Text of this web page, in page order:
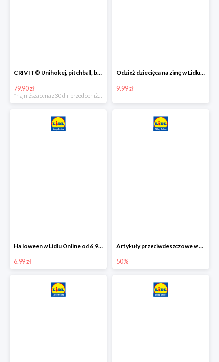
CRIVIT® Unihokej, pitchball, bean bag lub disc golf
79.90 zł
Odzież dziecięca na zimę w Lidlu Online od 9,99 zł
9.99 zł
Halloween w Lidlu Online od 6,99 zł
6.99 zł
Artykuły przeciwdeszczowe w Lodilu Online do -50%
50%